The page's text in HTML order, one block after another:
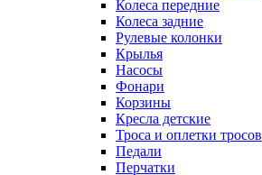
Колеса передние
Колеса задние
Рулевые колонки
Крылья
Насосы
Фонари
Корзины
Кресла детские
Троса и оплетки тросов
Педали
Перчатки